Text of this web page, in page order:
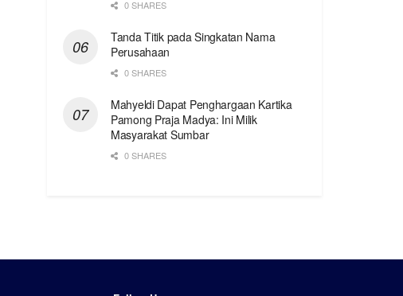
0 SHARES
Tanda Titik pada Singkatan Nama
Perusahaan
0 SHARES
Mahyeldi Dapat Penghargaan Kartika
Pamong Praja Madya: Ini Milik
Masyarakat Sumbar
0 SHARES